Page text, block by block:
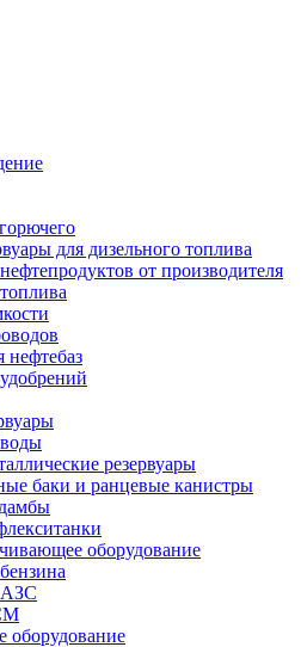
для дизельного топлива
от производителя
нефтебаз
резервуары
баки и ранцевые канистры
оборудование
АЗС
оборудование